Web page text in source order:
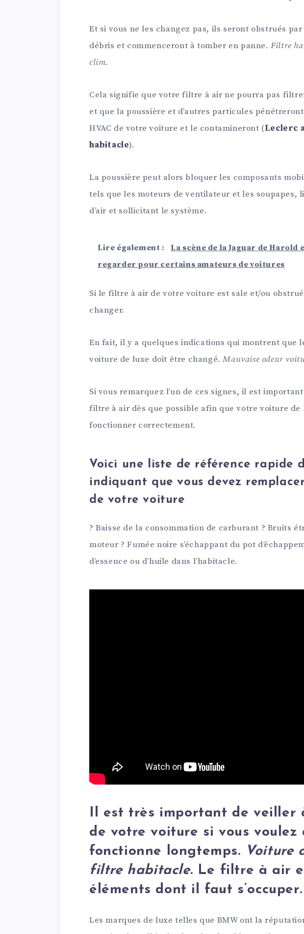
Et si vous ne les changez pas, ils seront obstrués
débris et commenceront à tomber en panne.Filtre
clim.
Cela signifie que votre filtre à air ne pourra pas
et que la poussière et d’autres particules
HVAC de votre voiture et le contamineront (Leclerc
habitacle).
La poussière peut alors bloquer les composants
tels que les moteurs de ventilateur et les soupapes,
d’air et sollicitant le système.
Lire également :
La scène de la Jaguar de
regarder pour certains amateurs de voitures
Si le filtre à air de votre voiture est sale et/ou
changer.
En fait, il y a quelques indications qui montrent que
voiture de luxe doit être changé.Mauvaise odeur
Si vous remarquez l’un de ces signes, il est
filtre à air dès que possible afin que votre voiture de
fonctionner correctement.
Voici une liste de référence rapide
indiquant que vous devez
de votre voiture
? Baisse de la consommation de carburant ? Bruits
moteur ? Fumée noire s’échappant du pot
d’essence ou d’huile dans l’habitacle.
Il est très important de veiller
de votre voiture si vous voulez
fonctionne longtemps. Voiture
filtre habitacle. Le filtre à air
éléments dont il faut s’occuper.
Les marques de luxe telles que BMW ont la